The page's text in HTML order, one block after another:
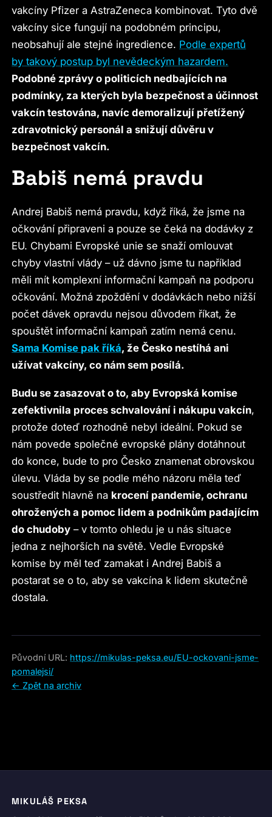
vakcíny Pfizer a AstraZeneca kombinovat. Tyto dvě
vakcíny sice fungují na podobném principu,
neobsahují ale stejné ingredience. Podle expertů
by takový postup byl nevědeckým hazardem.
Podobné zprávy o politicích nedbajících na
podmínky, za kterých byla bezpečnost a účinnost
vakcín testována, navíc demoralizují přetížený
zdravotnický personál a snižují důvěru v
bezpečnost vakcín.
Babiš nemá pravdu
Andrej Babiš nemá pravdu, když říká, že jsme na
očkování připraveni a pouze se čeká na dodávky z
EU. Chybami Evropské unie se snaží omlouvat
chyby vlastní vlády – už dávno jsme tu například
měli mít komplexní informační kampaň na podporu
očkování. Možná zpoždění v dodávkách nebo nižší
počet dávek opravdu nejsou důvodem říkat, že
spouštět informační kampaň zatím nemá cenu.
Sama Komise pak říká, že Česko nestíhá ani
užívat vakcíny, co nám sem posílá.
Budu se zasazovat o to, aby Evropská komise
zefektivnila proces schvalování i nákupu vakcín,
protože doteď rozhodně nebyl ideální. Pokud se
nám povede společné evropské plány dotáhnout
do konce, bude to pro Česko znamenat obrovskou
úlevu. Vláda by se podle mého názoru měla teď
soustředit hlavně na krocení pandemie, ochranu
ohrožených a pomoc lidem a podnikům padajícím
do chudoby – v tomto ohledu je u nás situace
jedna z nejhorších na světě. Vedle Evropské
komise by měl teď zamakat i Andrej Babiš a
postarat se o to, aby se vakcína k lidem skutečně
dostala.
Původní URL: https://mikulas-peksa.eu/EU-ockovani-jsme-
pomalejsi/
← Zpět na archiv
MIKULÁŠ PEKSA